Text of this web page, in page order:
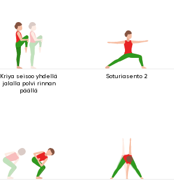
Kriya seisoo yhdellä
jalalla polvi rinnan
päällä
Soturiasento 2